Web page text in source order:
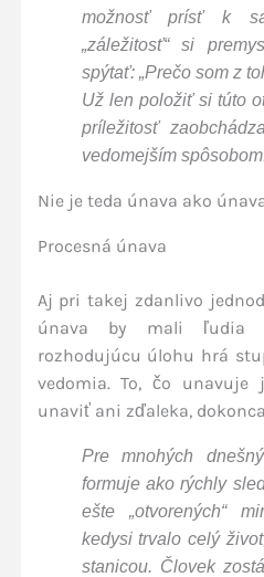
možnosť prísť k
„záležitosť“ si
spýtať: „Prečo som z
Už len položiť si túto
príležitosť
vedomejším
Nie je teda únava ako
Procesná únava
Aj pri takej zdanlivo
únava by mali ľudia
rozhodujúcu úlohu hrá
vedomia. To, čo unavuje
unaviť ani zďaleka,
Pre mnohých
formuje ako rýchly
ešte „otvorených“
kedysi trvalo celý
stanicou. Človek